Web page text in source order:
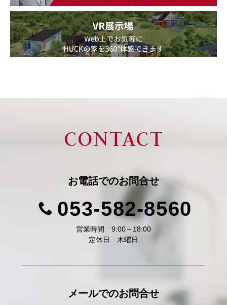
CONTACT
お電話でのお問合せ
053-582-8560
営業時間 9:00～18:00
定休日 木曜日
メールでのお問合せ